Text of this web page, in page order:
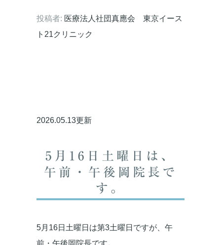
投稿者: 医療法人社団真應会 東京イース
ト21クリニック
2026.05.13更新
5月16日土曜日は、
午前・午後岡院長で
す。
5月16日土曜日は第3土曜日ですが、午